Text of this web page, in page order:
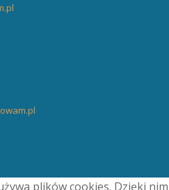
plików cookies. Dzięki nim